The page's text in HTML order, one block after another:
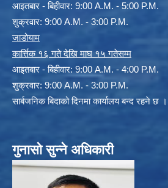
आइतबार - बिहीवार: 9:00 A.M. - 5:00 P.M.
शुक्रवार: 9:00 A.M. - 3:00 P.M.
जाडोयाम
कार्त्तिक १६ गते देखि माघ १५ गतेसम्म
आइतबार - बिहीवार: 9:00 A.M. - 4:00 P.M.
शुक्रवार: 9:00 A.M. - 3:00 P.M.
सार्बजनिक बिदाको दिनमा कार्यालय बन्द रहने छ ।
गुनासो सुन्ने अधिकारी